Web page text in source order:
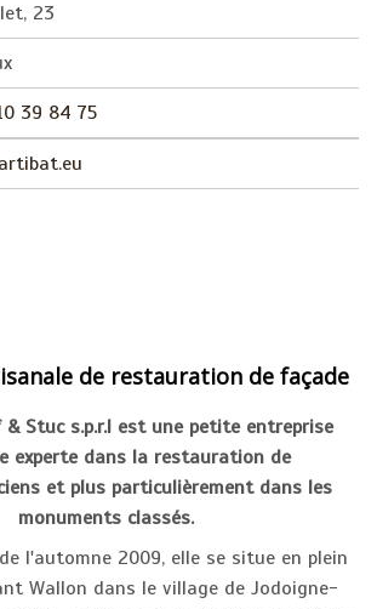
23
39 84 75
de restauration de façade
& Stuc s.p.r.l est une petite entreprise
experte dans la restauration de
et plus particulièrement dans les
monuments classés.
l'automne 2009, elle se situe en plein
Wallon dans le village de Jodoigne-